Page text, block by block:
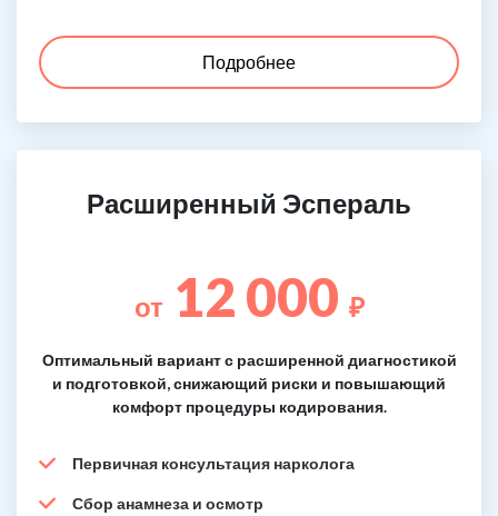
Подробнее
Расширенный Эспераль
от 12 000 ₽
Оптимальный вариант с расширенной диагностикой
и подготовкой, снижающий риски и повышающий
комфорт процедуры кодирования.
Первичная консультация нарколога
Сбор анамнеза и осмотр